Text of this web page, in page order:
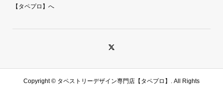
【タペプロ】へ
Copyright © タペストリーデザイン専門店【タペプロ】. All Rights